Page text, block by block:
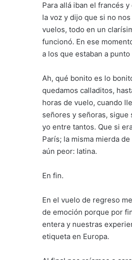
Para allá iban el francés
la voz y dijo que si no
vuelos, todo en un
funcionó. En ese
a los que estaban a
Ah, qué bonito es lo
quedamos calladitos,
horas de vuelo, cuando
señores y señoras, sigue
yo entre tantos. Que si
París; la misma mierda
aún peor: latina.
En fin.
En el vuelo de regreso
de emoción porque por
entera y nuestras
etiqueta en Europa.